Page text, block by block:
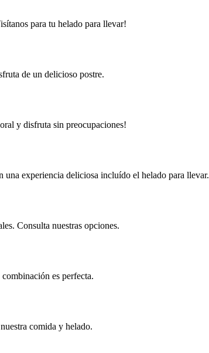
para tu helado para llevar!
de un delicioso postre.
y disfruta sin preocupaciones!
una experiencia deliciosa incluído el helado para llevar.
Consulta nuestras opciones.
es perfecta.
comida y helado.